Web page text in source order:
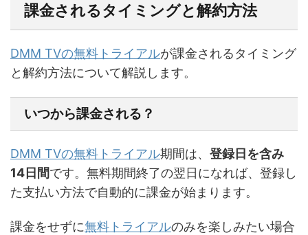
課金されるタイミングと解約方法
DMM TVの無料トライアルが課金されるタイミング
と解約方法について解説します。
いつから課金される？
DMM TVの無料トライアル期間は、 登録日を含み
14日間です。無料期間終了の翌日になれば、登録し
た支払い方法で自動的に課金が始まります。
課金をせずに無料トライアルのみを楽しみたい場合